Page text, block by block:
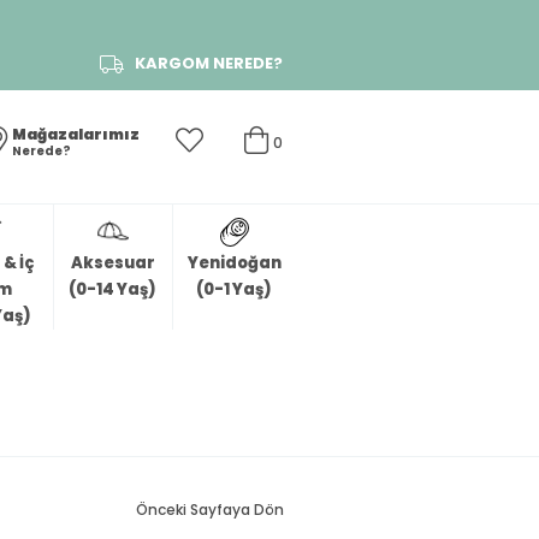
KARGOM NEREDE?
0
Mağazalarımız
Nerede?
İç
Aksesuar
(0-14 Yaş)
Yenidoğan
(0-1 Yaş)
Önceki Sayfaya Dön